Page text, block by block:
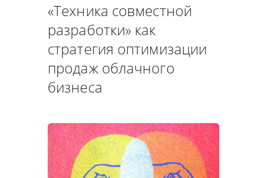
«Техника совместной
разработки» как
стратегия оптимизации
продаж облачного
бизнеса